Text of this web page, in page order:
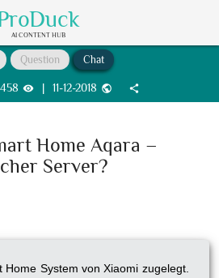
AI CONTENT HUB
Question Chat
visibility | 11-12-2018 public share
Home Aqara –
Server?
System von Xiaomi zugelegt.